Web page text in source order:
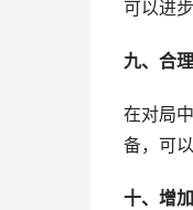
可以进
九、合
在对局
备，可
十、增